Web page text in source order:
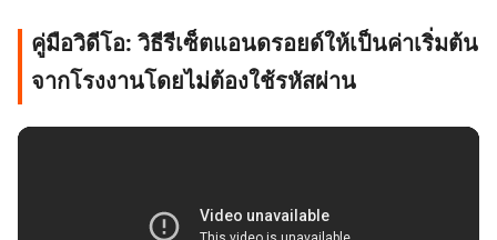
คู่มือวิดีโอ: วิธีรีเซ็ตแอนดรอยด์ให้เป็นค่าเริ่มต้น
จากโรงงานโดยไม่ต้องใช้รหัสผ่าน